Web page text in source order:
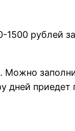
1500 рублей
Можно
дней приедет